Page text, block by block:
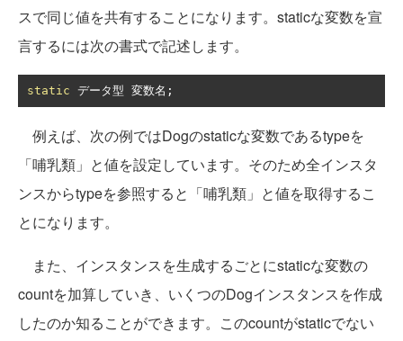
スで同じ値を共有することになります。staticな変数を宣
言するには次の書式で記述します。
static データ型 変数名;
例えば、次の例ではDogのstaticな変数であるtypeを
「哺乳類」と値を設定しています。そのため全インスタ
ンスからtypeを参照すると「哺乳類」と値を取得するこ
とになります。
また、インスタンスを生成するごとにstaticな変数の
countを加算していき、いくつのDogインスタンスを作成
したのか知ることができます。このcountがstaticでない